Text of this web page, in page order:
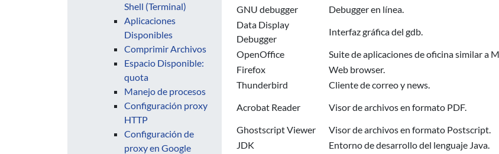
Shell (Terminal)
Aplicaciones
Disponibles
Comprimir Archivos
Espacio Disponible:
quota
Manejo de procesos
Configuración proxy
HTTP
Configuración de
proxy en Google
GNU debugger Debugger en línea.
Data Display
Debugger
Interfaz gráfica del gdb.
OpenOffice Suite de aplicaciones de oficina similar a
Firefox
Web browser.
Thunderbird
Cliente de correo y news.
Acrobat Reader
Visor de archivos en formato PDF.
Ghostscript Viewer Visor de archivos en formato Postscript.
JDK Entorno de desarrollo del lenguaje Java.